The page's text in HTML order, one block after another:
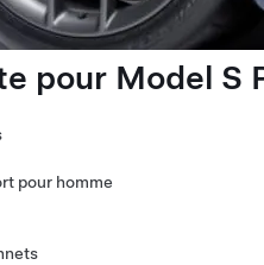
pour Model S
pour homme